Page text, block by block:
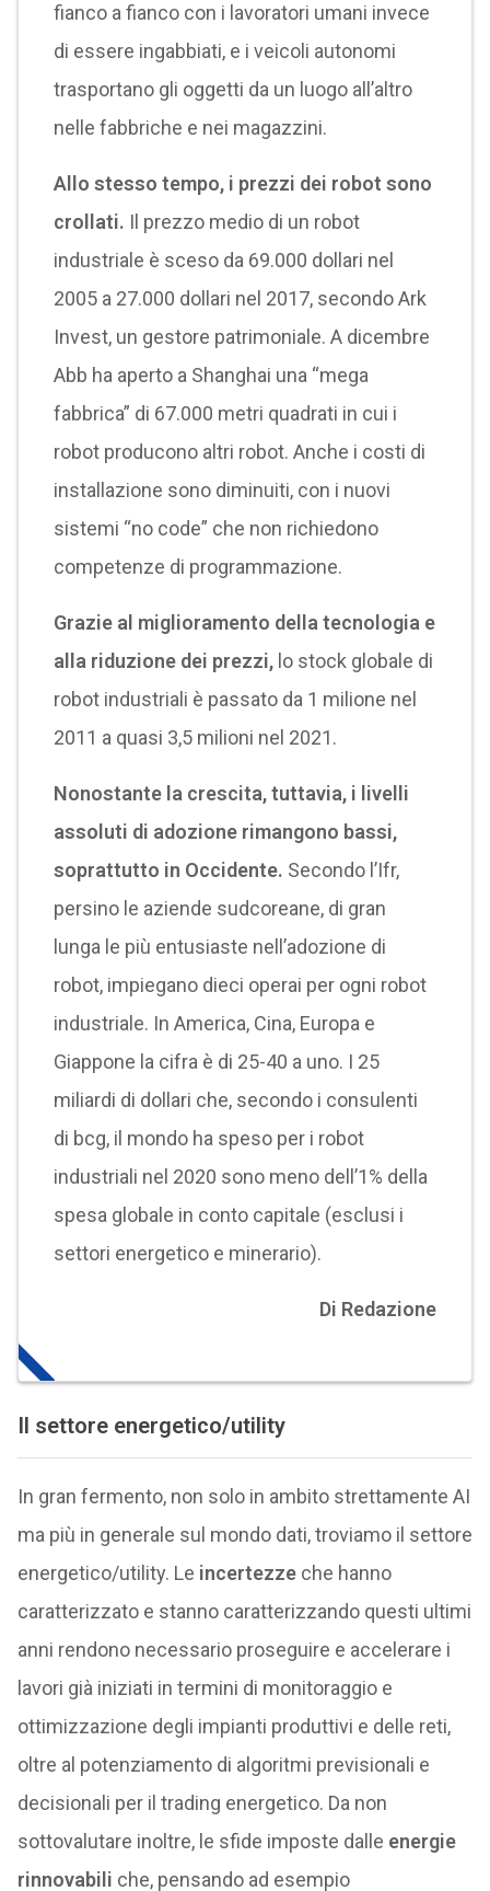
fianco a fianco con i lavoratori umani invece
di essere ingabbiati, e i veicoli autonomi
trasportano gli oggetti da un luogo all’altro
nelle fabbriche e nei magazzini.
Allo stesso tempo, i prezzi dei robot sono
crollati. Il prezzo medio di un robot
industriale è sceso da 69.000 dollari nel
2005 a 27.000 dollari nel 2017, secondo Ark
Invest, un gestore patrimoniale. A dicembre
Abb ha aperto a Shanghai una “mega
fabbrica” di 67.000 metri quadrati in cui i
robot producono altri robot. Anche i costi di
installazione sono diminuiti, con i nuovi
sistemi “no code” che non richiedono
competenze di programmazione.
Grazie al miglioramento della tecnologia e
alla riduzione dei prezzi,lo stock globale di
robot industriali è passato da 1 milione nel
2011 a quasi 3,5 milioni nel 2021.
Nonostante la crescita, tuttavia, i livelli
assoluti di adozione rimangono bassi,
soprattutto in Occidente. Secondo l’Ifr,
persino le aziende sudcoreane, di gran
lunga le più entusiaste nell’adozione di
robot, impiegano dieci operai per ogni robot
industriale. In America, Cina, Europa e
Giappone la cifra è di 25-40 a uno. I 25
miliardi di dollari che, secondo i consulenti
di bcg, il mondo ha speso per i robot
industriali nel 2020 sono meno dell’1% della
spesa globale in conto capitale (esclusi i
settori energetico e minerario).
Di Redazione
Il settore energetico/utility
In gran fermento, non solo in ambito strettamente AI
ma più in generale sul mondo dati, troviamo il settore
energetico/utility. Le incertezzeche hanno
caratterizzato e stanno caratterizzando questi ultimi
anni rendono necessario proseguire e accelerare i
lavori già iniziati in termini di monitoraggio e
ottimizzazione degli impianti produttivi e delle reti,
oltre al potenziamento di algoritmi previsionali e
decisionali per il trading energetico. Da non
sottovalutare inoltre, le sfide imposte dalle energie
rinnovabili che, pensando ad esempio